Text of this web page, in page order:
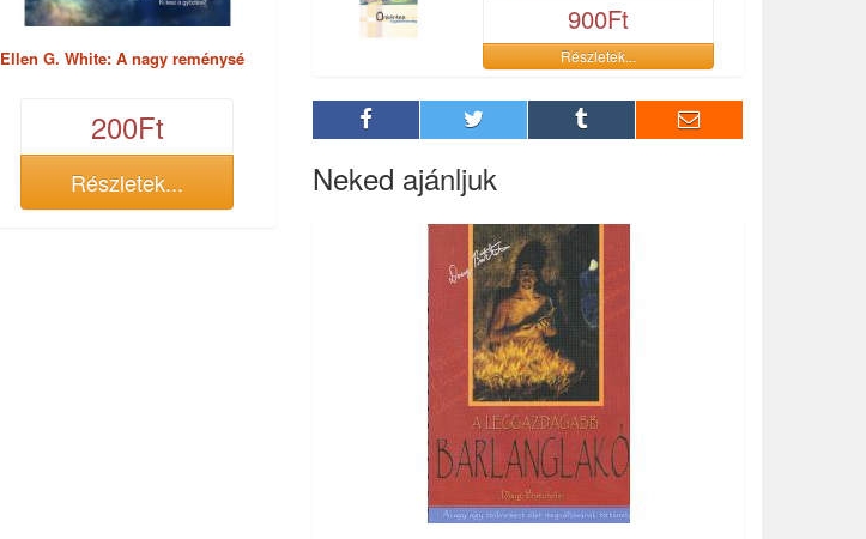
Ellen G. White: A nagy reménység
200Ft
Részletek...
900Ft
Részletek...
Neked ajánljuk